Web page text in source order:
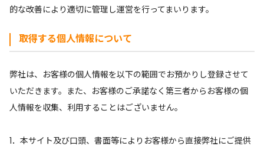
的な改善により適切に管理し運営を行ってまいります。
取得する個人情報について
弊社は、お客様の個人情報を以下の範囲でお預かりし登録させて
いただきます。また、お客様のご承諾なく第三者からお客様の個
人情報を収集、利用することはございません。
1．本サイト及び口頭、書面等によりお客様から直接弊社にご提供